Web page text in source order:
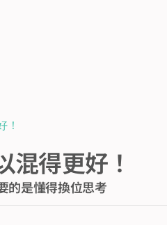
！
得更好！
的是懂得換位思考